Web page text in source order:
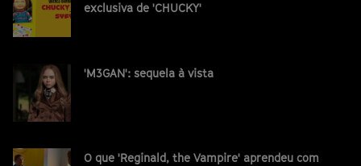
exclusiva de 'CHUCKY'
'M3GAN': sequela à vista
O que 'Reginald, the Vampire' aprendeu com